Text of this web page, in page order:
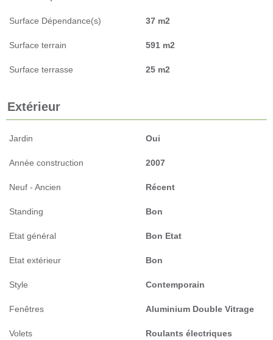
Surface Dépendance(s) 37 m2
Surface terrain 591 m2
Surface terrasse 25 m2
Extérieur
Jardin Oui
Année construction 2007
Neuf - Ancien Récent
Standing Bon
Etat général Bon Etat
Etat extérieur Bon
Style Contemporain
Fenêtres Aluminium Double Vitrage
Volets Roulants électriques